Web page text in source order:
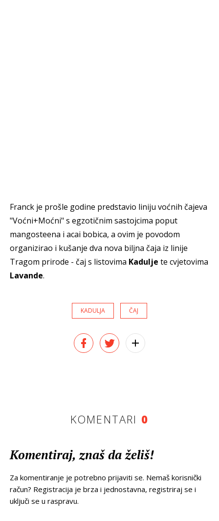
Franck je prošle godine predstavio liniju voćnih čajeva
"Voćni+Moćni" s egzotičnim sastojcima poput
mangosteena i acai bobica, a ovim je povodom
organizirao i kušanje dva nova biljna čaja iz linije
Tragom prirode - čaj s listovima Kadulje te cvjetovima
Lavande.
KADULJA ČAJ
KOMENTARI 0
Komentiraj, znaš da želiš!
Za komentiranje je potrebno prijaviti se. Nemaš korisnički
račun? Registracija je brza i jednostavna, registriraj se i
uključi se u raspravu.